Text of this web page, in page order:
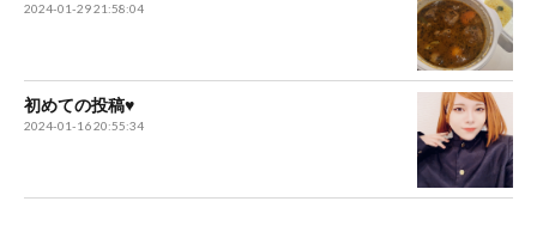
2024-01-29 21:58:04
初めての投稿♥️
2024-01-16 20:55:34